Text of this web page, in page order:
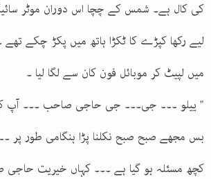
کی کال ہے۔ شمس کے چچا اس دوران موٹر
لیے رکھا کپڑے کا ٹکڑا ہاتھ میں پکڑ چکے
میں لپیٹ کر موبائل فون کان سے لگا لیا ۔
" ییلو ۔۔۔ جی۔۔۔ جی حاجی صاحب ۔۔۔ آپ
بس مجھے صبح صبح نکلنا پڑا ہنگامی طور پر
کچھ مسئلہ ہو گیا ہے ۔۔۔ کہاں خیریت